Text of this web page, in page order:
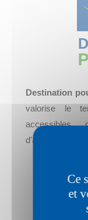
Ce
et
Destination
valorise le